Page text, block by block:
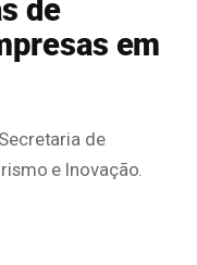
de
em
de
e Inovação.